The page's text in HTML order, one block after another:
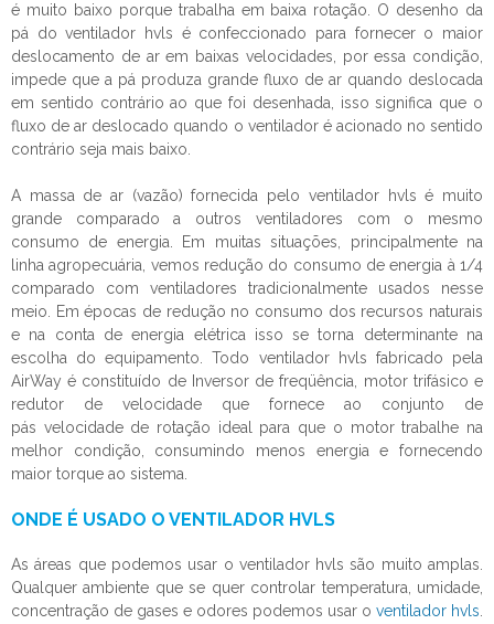
é muito baixo porque trabalha em baixa rotação. O desenho da
pá doventilador hvls é confeccionado para fornecer o maior
deslocamento de ar em baixas velocidades, por essa condição,
impede que a pá produza grande fluxo de ar quando deslocada
em sentido contrário ao que foi desenhada, isso significa que o
fluxo de ar deslocado quando o ventilador é acionado no sentido
contrário seja mais baixo.
A massa de ar (vazão) fornecida pelo ventilador hvls é muito
grande comparado a outros ventiladores com o mesmo
consumo de energia. Em muitas situações, principalmente na
linha agropecuária, vemos redução do consumo de energia à 1/4
comparado com ventiladores tradicionalmente usados nesse
meio. Em épocas de redução no consumo dos recursos naturais
e na conta de energia elétrica isso se torna determinante na
escolha do equipamento. Todo ventilador hvls fabricado pela
AirWay é constituído de Inversor de freqüência, motor trifásico e
redutor de velocidade que fornece ao conjunto de
pás velocidade de rotação ideal para que o motor trabalhe na
melhor condição, consumindo menos energia e fornecendo
maior torque ao sistema.
ONDE É USADO O VENTILADOR HVLS
As áreas que podemos usar o ventilador hvls são muito amplas.
Qualquer ambiente que se quer controlar temperatura, umidade,
concentração de gases e odores podemos usar o ventilador hvls